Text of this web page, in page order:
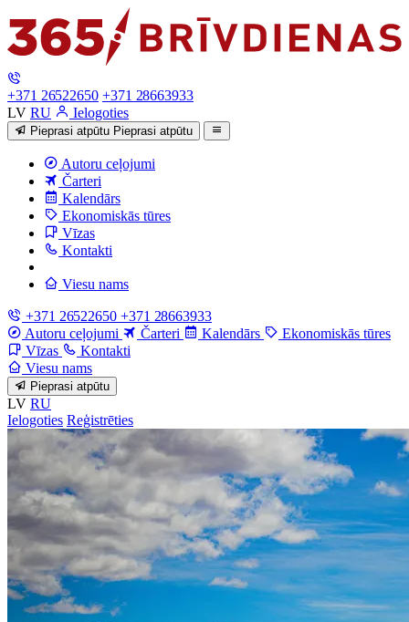
+371 26522650 +371 28663933
LV RU Ielogoties
Pieprasi atpūtu Pieprasi atpūtu
Autoru ceļojumi
Čarteri
Kalendārs
Ekonomiskās tūres
Vīzas
Kontakti
Viesu nams
+371 26522650 +371 28663933
Autoru ceļojumi
Čarteri Kalendārs
Ekonomiskās tūres
Vīzas
Kontakti
Viesu nams
Pieprasi atpūtu
LV RU
Ielogoties Reģistrēties